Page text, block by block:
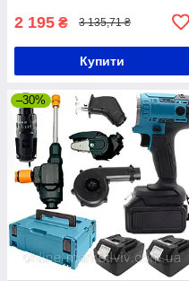
2 195 ₴ 3 135,71 ₴
Купити
–30%